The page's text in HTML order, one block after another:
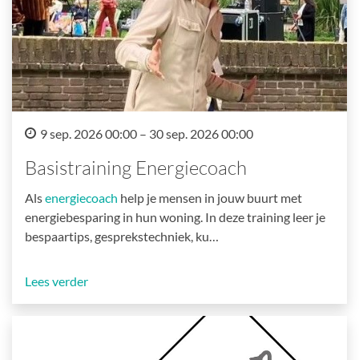
9 sep. 2026 00:00 – 30 sep. 2026 00:00
Basistraining Energiecoach
Alsenergiecoach help je mensen in jouw buurt met
energiebesparing in hun woning. In deze training leer je
bespaartips, gesprekstechniek, ku…
Lees verder